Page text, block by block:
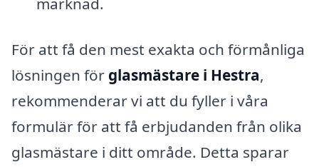
För att få den mest exakta och förmånliga
lösningen för glasmästare i Hestra,
rekommenderar vi att du fyller i våra
formulär för att få erbjudanden från olika
glasmästare i ditt område. Detta sparar